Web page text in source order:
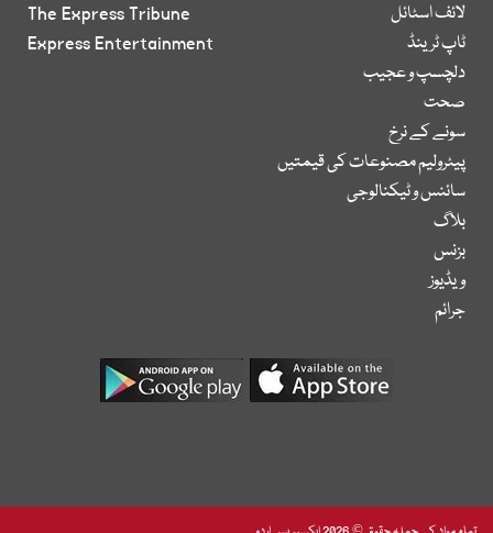
لائف اسٹائل
ٹاپ ٹرینڈ
دلچسپ و عجیب
صحت
سونے کے نرخ
پیٹرولیم مصنوعات کی قیمتیں
سائنس و ٹیکنالوجی
بلاگ
بزنس
ویڈیوز
جرائم
The Express Tribune
Express Entertainment